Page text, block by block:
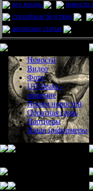
pro жизнь новости
стихийные бедствия
авторские статьи
Новости
Видео
Фото
UFOleaks -
общение
Прием новостей
Обратная связь
Партнеры
Наши информеры